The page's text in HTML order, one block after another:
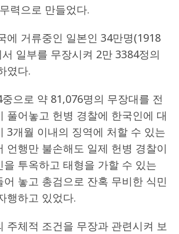
력으로 만들었다.
에 거류중인 일본인 34만명(1918
일부를 무장시켜 2만 3384정의
였다.
으로 약 81,076명의 무장대를 전
풀어놓고 헌병 경찰에 한국인에 대
3개월 이내의 징역에 처할 수 있는
언행만 불손해도 일제 헌병 경찰이
투옥하고 태형을 가할 수 있는
어 놓고 총검으로 잔혹 무비한 식민
행하고 있었다.
주체적 조건을 무장과 관련시켜 보